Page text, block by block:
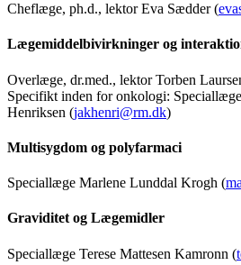
Cheflæge, ph.d., lektor Eva Sædder (
Lægemiddelbivirkninger og
Overlæge, dr.med., lektor Torben
Specifikt inden for onkologi:
Henriksen (jakhenri@rm.dk)
Multisygdom og polyfarmaci
Speciallæge Marlene Lunddal Krogh (
Graviditet og Lægemidler
Speciallæge Terese Mattesen Kamronn (